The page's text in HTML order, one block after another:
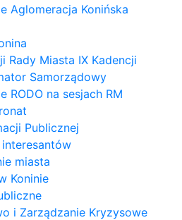
Aglomeracja Konińska
Rady Miasta IX Kadencji
Samorządowy
RODO na sesjach RM
Publicznej
miasta
Koninie
i Zarządzanie Kryzysowe